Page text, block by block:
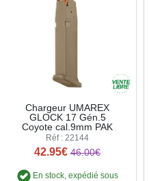
Chargeur UMAREX
GLOCK 17 Gén.5
Coyote cal.9mm PAK
Réf : 22144
42.95€ 46.00€
En stock, expédié sous